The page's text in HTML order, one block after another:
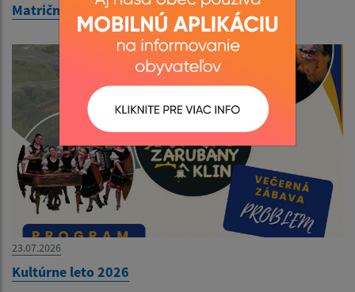
Matričný úrad zatvorený 27.07.-31.07.2026
23.07.2026
Kultúrne leto 2026